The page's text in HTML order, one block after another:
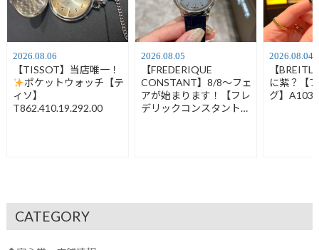
2026.08.06
【TISSOT】当店唯一！
ポケットウォッチ【テ
ィソ】
T862.410.19.292.00
2026.08.05
【FREDERIQUE
CONSTANT】8/8～フェ
アが始まります！【フレ
デリックコンスタント】
2026.08.04
【
に紫？【
グ】
CATEGORY